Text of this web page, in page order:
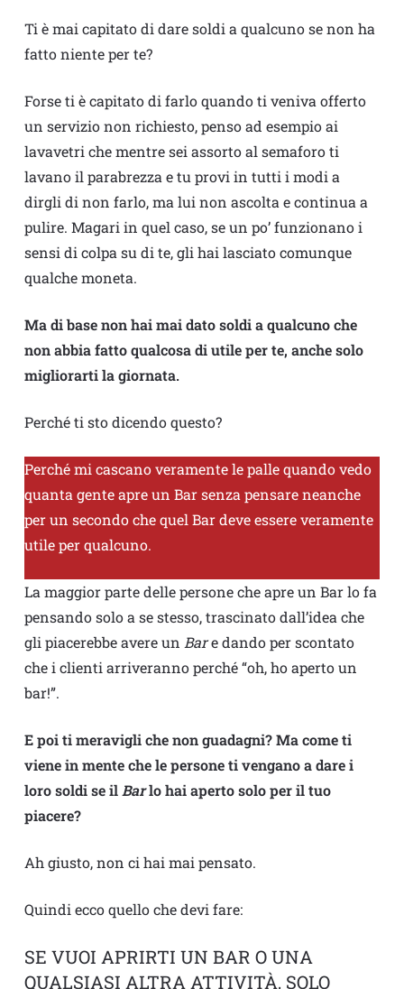
Ti è mai capitato di dare soldi a qualcuno se non ha
fatto niente per te?
Forse ti è capitato di farlo quando ti veniva offerto
un servizio non richiesto, penso ad esempio ai
lavavetri che mentre sei assorto al semaforo ti
lavano il parabrezza e tu provi in tutti i modi a
dirgli di non farlo, ma lui non ascolta e continua a
pulire. Magari in quel caso, se un po’ funzionano i
sensi di colpa su di te, gli hai lasciato comunque
qualche moneta.
Ma di base non hai mai dato soldi a qualcuno che
non abbia fatto qualcosa di utile per te, anche solo
migliorarti la giornata.
Perché ti sto dicendo questo?
Perché mi cascano veramente le palle quando vedo
quanta gente apre un Bar senza pensare neanche
per un secondo che quel Bar deve essere veramente
utile per qualcuno.
La maggior parte delle persone che apre un Bar lo fa
pensando solo a se stesso, trascinato dall’idea che
gli piacerebbe avere un Bare dando per scontato
che i clienti arriveranno perché “oh, ho aperto un
bar!”.
E poi ti meravigli che non guadagni? Ma come ti
viene in mente che le persone ti vengano a dare i
loro soldi se ilBarlo hai aperto solo per il tuo
piacere?
Ah giusto, non ci hai mai pensato.
Quindi ecco quello che devi fare:
SE VUOI APRIRTI UN BAR O UNA
QUALSIASI ALTRA ATTIVITÀ, SOLO